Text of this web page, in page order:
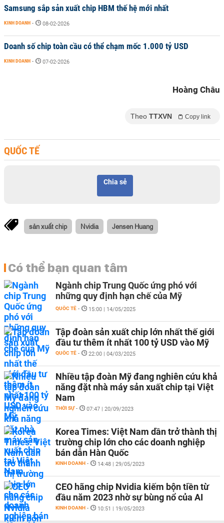
Samsung sắp sản xuất chip HBM thế hệ mới nhất
KINH DOANH - 08-02-2026
Doanh số chip toàn cầu có thể chạm mốc 1.000 tỷ USD
KINH DOANH - 07-02-2026
Hoàng Châu
Theo TTXVN Copy link
QUỐC TẾ
Chia sẻ
sản xuất chip Nvidia Jensen Huang
Có thể bạn quan tâm
Ngành chip Trung Quốc ứng phó với
những quy định hạn chế của Mỹ
QUỐC TẾ - 15:00 | 14/05/2025
Tập đoàn sản xuất chip lớn nhất thế giới
đầu tư thêm ít nhất 100 tỷ USD vào Mỹ
QUỐC TẾ - 22:00 | 04/03/2025
Nhiều tập đoàn Mỹ đang nghiên cứu khả
năng đặt nhà máy sản xuất chip tại Việt
Nam
THỜI SỰ - 07:47 | 20/09/2023
Korea Times: Việt Nam dần trở thành thị
trường chip lớn cho các doanh nghiệp
bán dẫn Hàn Quốc
KINH DOANH - 14:48 | 29/05/2023
CEO hãng chip Nvidia kiếm bộn tiền từ
đầu năm 2023 nhờ sự bùng nổ của AI
KINH DOANH - 10:51 | 19/05/2023